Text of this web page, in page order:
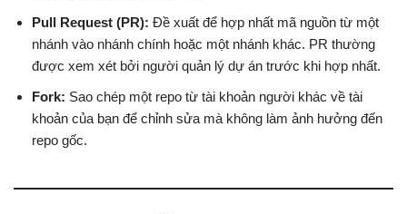
Pull Request (PR): Đề xuất để hợp nhất mã nguồn từ một
nhánh vào nhánh chính hoặc một nhánh khác. PR thường
được xem xét bởi người quản lý dự án trước khi hợp nhất.
Fork: Sao chép một repo từ tài khoản người khác về tài
khoản của bạn để chỉnh sửa mà không làm ảnh hưởng đến
repo gốc.